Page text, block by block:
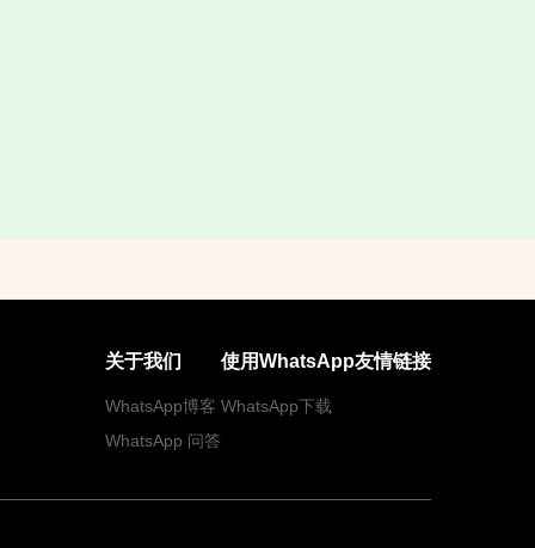
关于我们
WhatsApp博客
WhatsApp 问答
使用WhatsApp
WhatsApp下载
友情链接